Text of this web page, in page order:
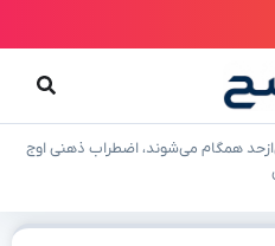
همگام می‌شوند، اضطراب ذهنی اوج